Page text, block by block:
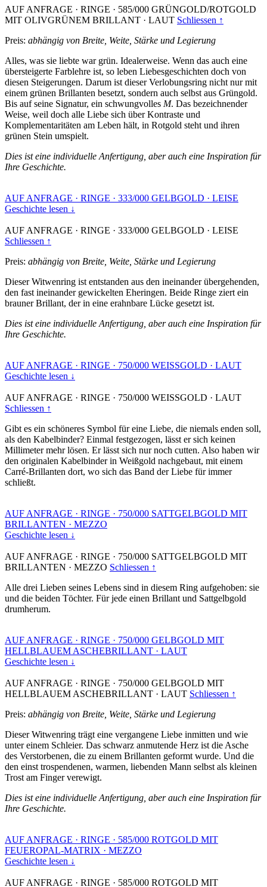
AUF ANFRAGE · RINGE · 585/000 GRÜNGOLD/ROTGOLD
MIT OLIVGRÜNEM BRILLANT · LAUT Schliessen ↑
Preis: abhängig von Breite, Weite, Stärke und Legierung
Alles, was sie liebte war grün. Idealerweise. Wenn das auch eine
übersteigerte Farblehre ist, so leben Liebesgeschichten doch von
diesen Steigerungen. Darum ist dieser Verlobungsring nicht nur mit
einem grünen Brillanten besetzt, sondern auch selbst aus Grüngold.
Bis auf seine Signatur, ein schwungvolles M. Das bezeichnender
Weise, weil doch alle Liebe sich über Kontraste und
Komplementaritäten am Leben hält, in Rotgold steht und ihren
grünen Stein umspielt.
Dies ist eine individuelle Anfertigung, aber auch eine Inspiration für
Ihre Geschichte.
AUF ANFRAGE · RINGE · 333/000 GELBGOLD · LEISE
Geschichte lesen ↓
AUF ANFRAGE · RINGE · 333/000 GELBGOLD · LEISE
Schliessen ↑
Preis: abhängig von Breite, Weite, Stärke und Legierung
Dieser Witwenring ist entstanden aus den ineinander übergehenden,
den fast ineinander gewickelten Eheringen. Beide Ringe ziert ein
brauner Brillant, der in eine erahnbare Lücke gesetzt ist.
Dies ist eine individuelle Anfertigung, aber auch eine Inspiration für
Ihre Geschichte.
AUF ANFRAGE · RINGE · 750/000 WEISSGOLD · LAUT
Geschichte lesen ↓
AUF ANFRAGE · RINGE · 750/000 WEISSGOLD · LAUT
Schliessen ↑
Gibt es ein schöneres Symbol für eine Liebe, die niemals enden soll,
als den Kabelbinder? Einmal festgezogen, lässt er sich keinen
Millimeter mehr lösen. Er lässt sich nur noch cutten. Also haben wir
den originalen Kabelbinder in Weißgold nachgebaut, mit einem
Carré-Brillanten dort, wo sich das Band der Liebe für immer
schließt.
AUF ANFRAGE · RINGE · 750/000 SATTGELBGOLD MIT
BRILLANTEN · MEZZO
Geschichte lesen ↓
AUF ANFRAGE · RINGE · 750/000 SATTGELBGOLD MIT
BRILLANTEN · MEZZO Schliessen ↑
Alle drei Lieben seines Lebens sind in diesem Ring aufgehoben: sie
und die beiden Töchter. Für jede einen Brillant und Sattgelbgold
drumherum.
AUF ANFRAGE · RINGE · 750/000 GELBGOLD MIT
HELLBLAUEM ASCHEBRILLANT · LAUT
Geschichte lesen ↓
AUF ANFRAGE · RINGE · 750/000 GELBGOLD MIT
HELLBLAUEM ASCHEBRILLANT · LAUT Schliessen ↑
Preis: abhängig von Breite, Weite, Stärke und Legierung
Dieser Witwenring trägt eine vergangene Liebe inmitten und wie
unter einem Schleier. Das schwarz anmutende Herz ist die Asche
des Verstorbenen, die zu einem Brillanten geformt wurde. Und die
den einst trospendenen, warmen, liebenden Mann selbst als kleinen
Trost am Finger verewigt.
Dies ist eine individuelle Anfertigung, aber auch eine Inspiration für
Ihre Geschichte.
AUF ANFRAGE · RINGE · 585/000 ROTGOLD MIT
FEUEROPAL-MATRIX · MEZZO
Geschichte lesen ↓
AUF ANFRAGE · RINGE · 585/000 ROTGOLD MIT